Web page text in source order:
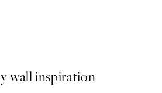
wall inspiration